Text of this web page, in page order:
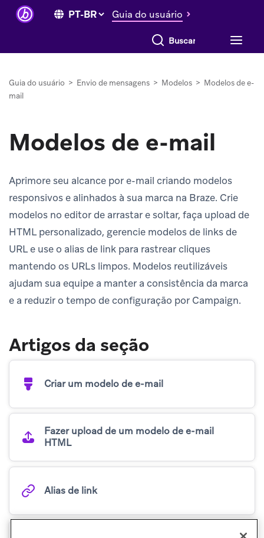
Guia do usuário
Buscar tudo
Guia do usuário > Envio de mensagens > Modelos > Modelos de e-
mail
Modelos de e-mail
Aprimore seu alcance por e-mail criando modelos
responsivos e alinhados à sua marca na Braze. Crie
modelos no editor de arrastar e soltar, faça upload de
HTML personalizado, gerencie modelos de links de
URL e use o alias de link para rastrear cliques
mantendo os URLs limpos. Modelos reutilizáveis
ajudam sua equipe a manter a consistência da marca
e a reduzir o tempo de configuração por Campaign.
Artigos da seção
Criar um modelo de e-mail
Fazer upload de um modelo de e-mail
HTML
Alias de link